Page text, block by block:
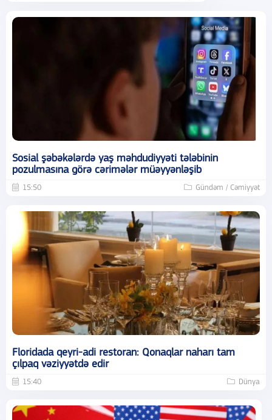
Sosial şəbəkələrdə yaş məhdudiyyəti tələbinin
pozulmasına görə cərimələr müəyyənləşib
15:50 Gündəm / Cəmiyyət
Floridada qeyri-adi restoran: Qonaqlar naharı tam
çılpaq vəziyyətdə edir
15:40 Dünya